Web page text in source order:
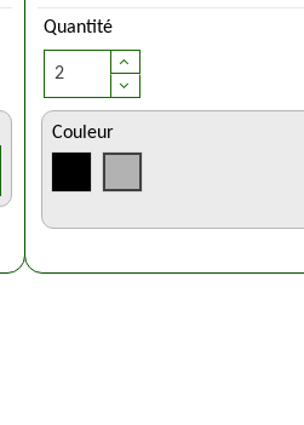
Quantité
Couleur